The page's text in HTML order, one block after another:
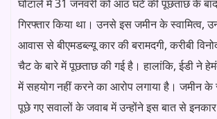
घोटाले में 31 जनवरी को आठ घंटे की पूछताछ के
गिरफ्तार किया था। उनसे इस जमीन के स्वामित्व,
आवास से बीएमडब्ल्यू कार की बरामदगी, करीबी
चैट के बारे में पूछताछ की गई है। हालांकि, ईडी ने
में सहयोग नहीं करने का आरोप लगाया है। जमीन के
पूछे गए सवालों के जवाब में उन्होंने इस बात से